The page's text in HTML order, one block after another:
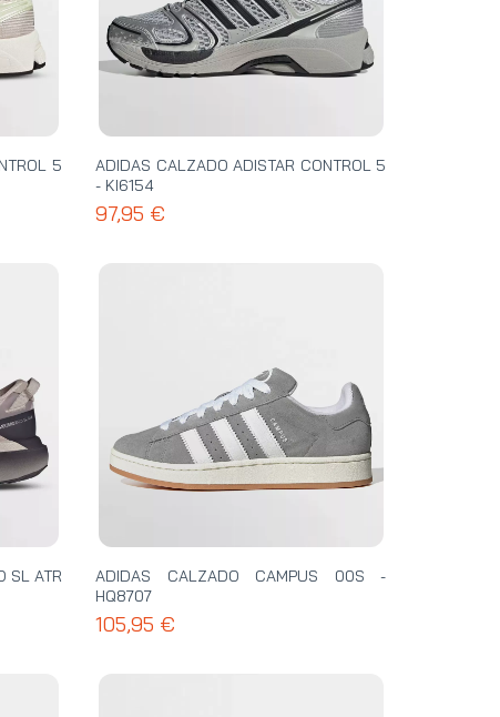
5
ADIDAS CALZADO ADISTAR CONTROL 5
- KI6154
97,95 €
SL ATR
ADIDAS CALZADO CAMPUS 00S -
HQ8707
105,95 €